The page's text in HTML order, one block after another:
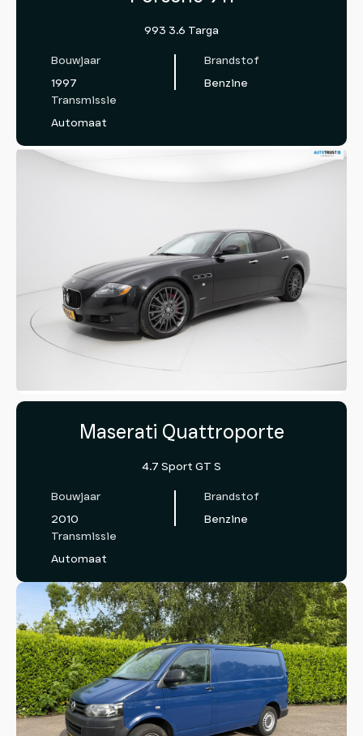
993 3.6 Targa
Bouwjaar
1997
Brandstof
Benzine
Transmissie
Automaat
Maserati Quattroporte
4.7 Sport GT S
Bouwjaar
2010
Brandstof
Benzine
Transmissie
Automaat